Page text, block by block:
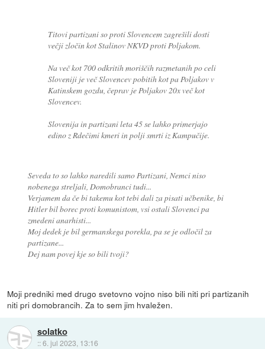
Titovi partizani so proti Slovencem zagrešili dosti
večji zločin kot Stalinov NKVD proti Poljakom.
Na več kot 700 odkritih moriščih razmetanih po celi
Sloveniji je več Slovencev pobitih kot pa Poljakov v
Katinskem gozdu, čeprav je Poljakov 20x več kot
Slovencev.
Slovenija in partizani leta 45 se lahko primerjajo
edino z Rdečimi kmeri in polji smrti iz Kampučije.
Seveda to so lahko naredili samo Partizani, Nemci niso
nobenega streljali, Domobranci tudi...
Verjamem da če bi takemu kot tebi dali za pisati učbenike, bi
Hitler bil borec proti komunistom, vsi ostali Slovenci pa
zmedeni anarhisti...
Moj dedek je bil germanskega porekla, pa se je odločil za
partizane...
Dej nam povej kje so bili tvoji?
Moji predniki med drugo svetovno vojno niso bili niti pri partizanih
niti pri domobrancih. Za to sem jim hvaležen.
solatko
::6. jul 2023, 13:16